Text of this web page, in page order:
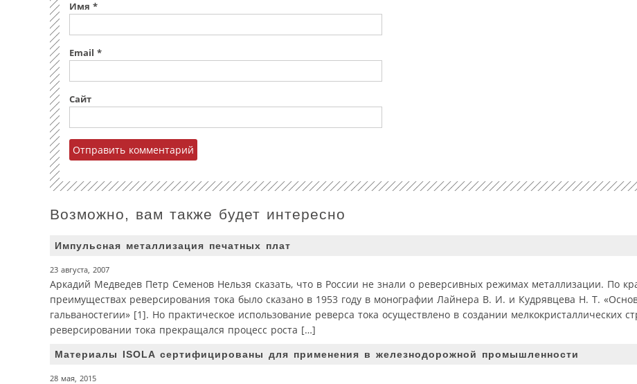
Имя *
Email *
Сайт
Возможно, вам также будет интересно
Импульсная металлизация печатных плат
23 августа, 2007
Аркадий Медведев Петр Семенов Нельзя сказать, что в России не знали о реверсивных режимах металлизации. По
преимуществах реверсирования тока было сказано в 1953 году в монографии Лайнера В. И. и Кудрявцева Н. Т.
гальваностегии» [1]. Но практическое использование реверса тока осуществлено в создании мелкокристаллических
реверсировании тока прекращался процесс роста […]
Материалы ISOLA сертифицированы для применения в железнодорожной промышленности
28 мая, 2015